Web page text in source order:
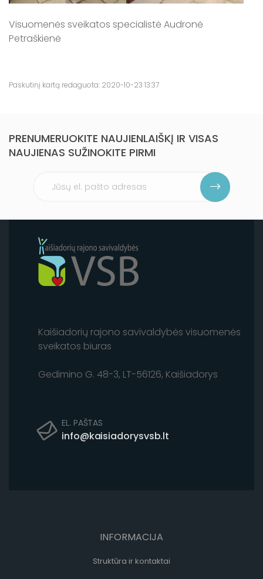
Visuomenės sveikatos specialistė Audronė
Petraškienė
Paskutinį kartą redaguota: 2020-10-23 13:37
PRENUMERUOKITE NAUJIENLAIŠKĮ IR VISAS
NAUJIENAS SUŽINOKITE PIRMI
Kaišiadorių rajono savivaldybės visuomenės
sveikatos biuras
Gedimino G. 48-3, LT-56126, Kaišiadorys
EL. PAŠTAS
info@kaisiadorysvsb.lt
INFORMACIJA
Struktūra ir kontaktai